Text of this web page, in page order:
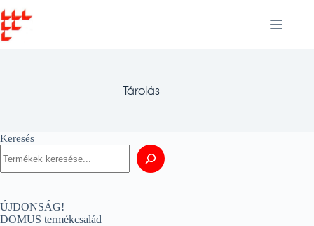
to
content
Tárolás
Keresés
ÚJDONSÁG!
DOMUS termékcsalád